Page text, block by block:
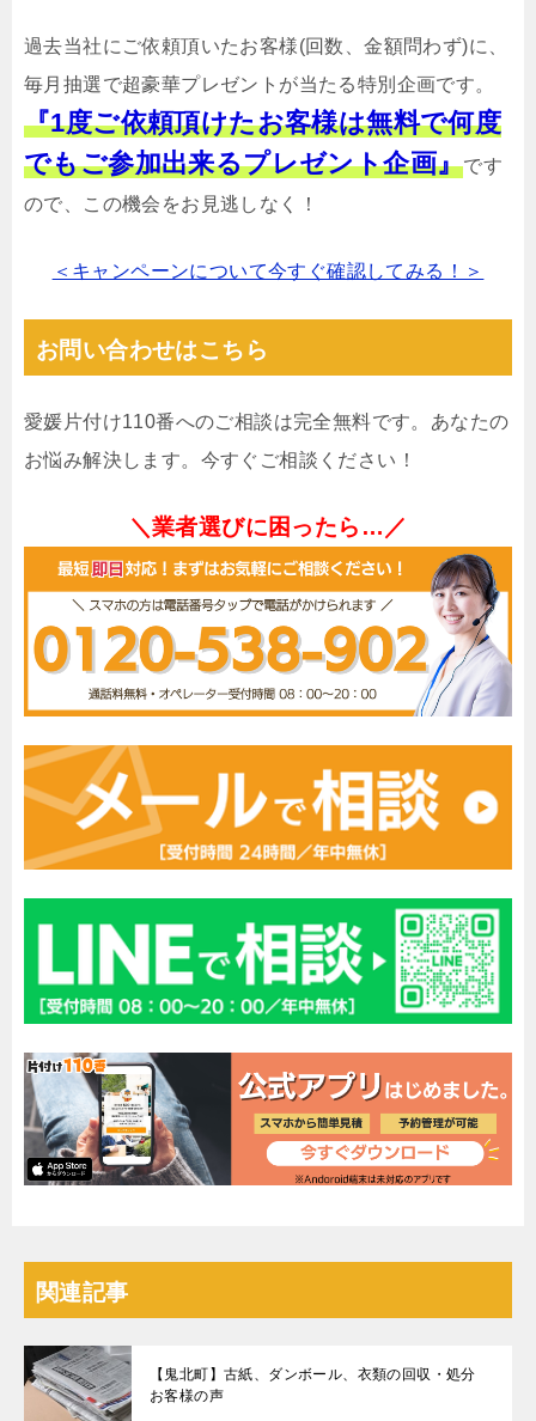
過去当社にご依頼頂いたお客様(回数、金額問わず)に、
毎月抽選で超豪華プレゼントが当たる特別企画です。
『1度ご依頼頂けたお客様は無料で何度
でもご参加出来るプレゼント企画』です
ので、この機会をお見逃しなく！
＜キャンペーンについて今すぐ確認してみる！＞
お問い合わせはこちら
愛媛片付け110番へのご相談は完全無料です。あなたの
お悩み解決します。今すぐご相談ください！
＼業者選びに困ったら…／
関連記事
【鬼北町】古紙、ダンボール、衣類の回収・処分
お客様の声